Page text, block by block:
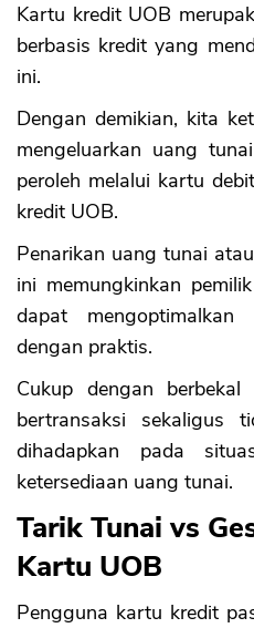
Kartu kredit UOB
berbasis kredit yang
ini.
Dengan demikian, kita
mengeluarkan uang
peroleh melalui kartu
kredit UOB.
Penarikan uang tunai atau
ini memungkinkan
dapat mengoptimalkan
dengan praktis.
Cukup dengan
bertransaksi sekaligus
dihadapkan pada
ketersediaan uang tunai.
Tarik Tunai vs
Kartu UOB
Pengguna kartu kredit